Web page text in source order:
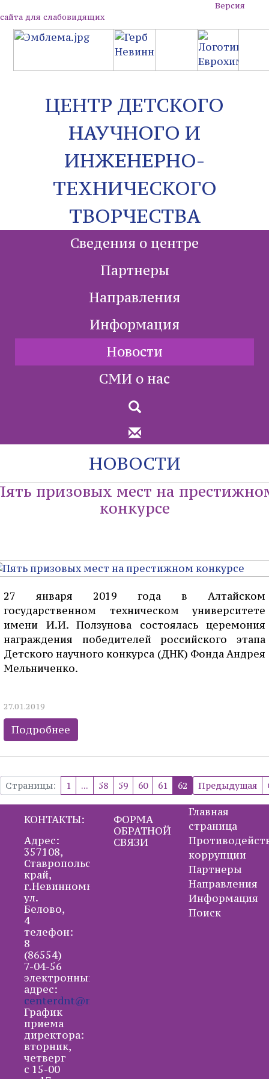
Версия
сайта для слабовидящих
ЦЕНТР ДЕТСКОГО
НАУЧНОГО И
ИНЖЕНЕРНО-
ТЕХНИЧЕСКОГО
ТВОРЧЕСТВА
Сведения о центре
Партнеры
Направления
Информация
Новости
СМИ о нас
НОВОСТИ
призовых мест на
конкурсе
27 января 2019 года в Алтайском
государственном техническом университете
имени И.И. Ползунова состоялась церемония
награждения победителей российского этапа
Детского научного конкурса (ДНК) Фонда Андрея
Мельниченко.
27.01.2019
Подробнее
Страницы: 1 ... 58 59 60 61 62 Предыдущая
КОНТАКТЫ:
Адрес:
357108,
Ставропольский
край,
г.Невинномысск,
ул.
Белово,
4
телефон:
8
(86554)
7-04-56
электронный
адрес:
centerdnt@mail.ru
График
приема
директора:
вторник,
четверг
с 15-00
ФОРМА
ОБРАТНОЙ
СВЯЗИ
Главная
страница
коррупции
Партнеры
Направления
Информация
Поиск